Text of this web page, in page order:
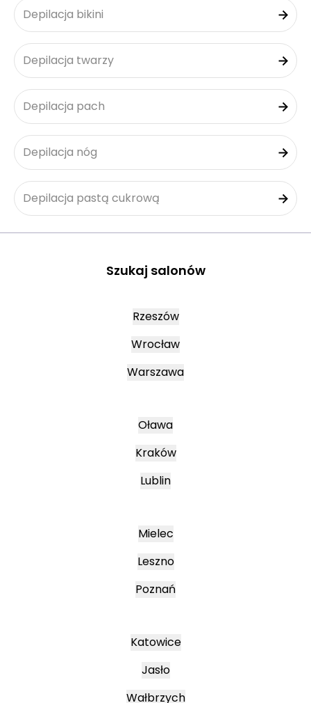
Depilacja bikini
Depilacja twarzy
Depilacja pach
Depilacja nóg
Depilacja pastą cukrową
Szukaj salonów
Rzeszów
Wrocław
Warszawa
Oława
Kraków
Lublin
Mielec
Leszno
Poznań
Katowice
Jasło
Wałbrzych